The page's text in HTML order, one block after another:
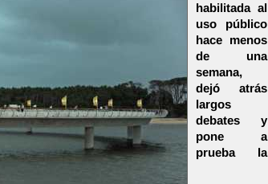
habilitada al
uso público
hace menos
de una
semana,
dejó atrás
largos
debates y
pone a
prueba la